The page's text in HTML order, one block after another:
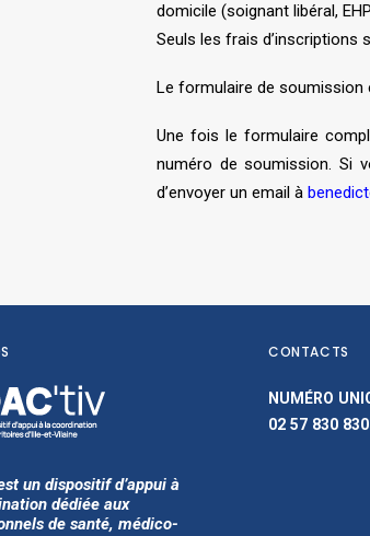
domicile (soignant libéral,
Seuls les frais d’inscriptions
Le formulaire de
Une fois le formulaire
numéro de soumission. Si
d’envoyer un email à
un dispositif d’appui à
dédiée aux
de santé, médico-
CONTACTS
NUMÉRO
02 57 830 830